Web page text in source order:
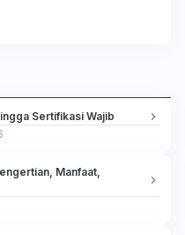
Sertifikasi Wajib
Manfaat,